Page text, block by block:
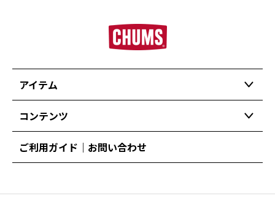
アイテム
コンテンツ
ご利用ガイド｜お問い合わせ